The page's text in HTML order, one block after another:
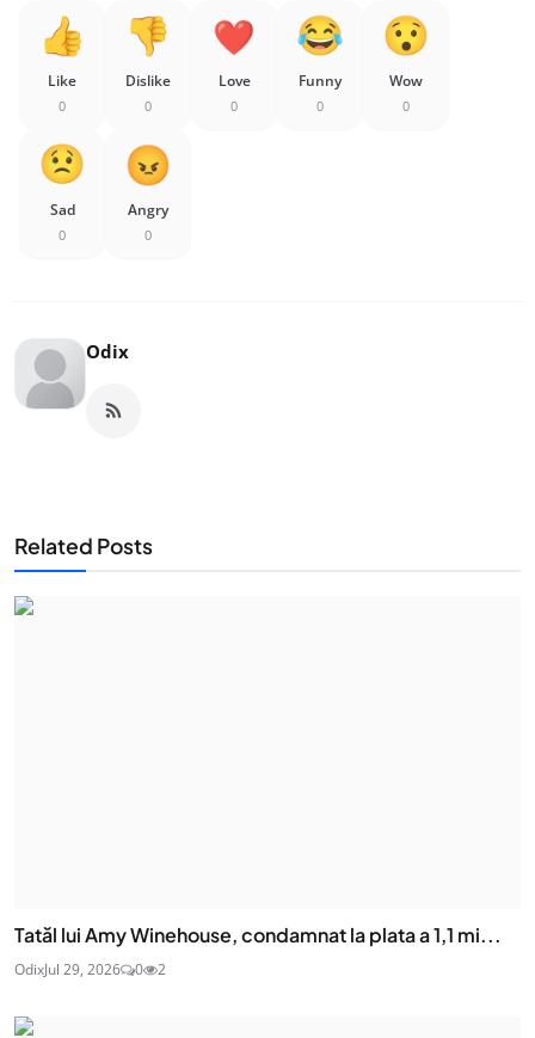
Like
0
Dislike
0
Love
0
Funny
0
Wow
0
Sad
0
Angry
0
Odix
Related Posts
Tatăl lui Amy Winehouse, condamnat la plata a 1,1 mi...
OdixJul 29, 2026 0 2